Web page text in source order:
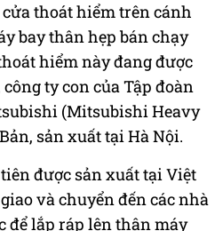
thoát hiểm trên cánh
bay thân hẹp bán chạy
hiểm này đang được
ty con của Tập đoàn
(Mitsubishi Heavy
sản xuất tại Hà Nội.
được sản xuất tại Việt
và chuyển đến các nhà
để lắp ráp lên thân máy